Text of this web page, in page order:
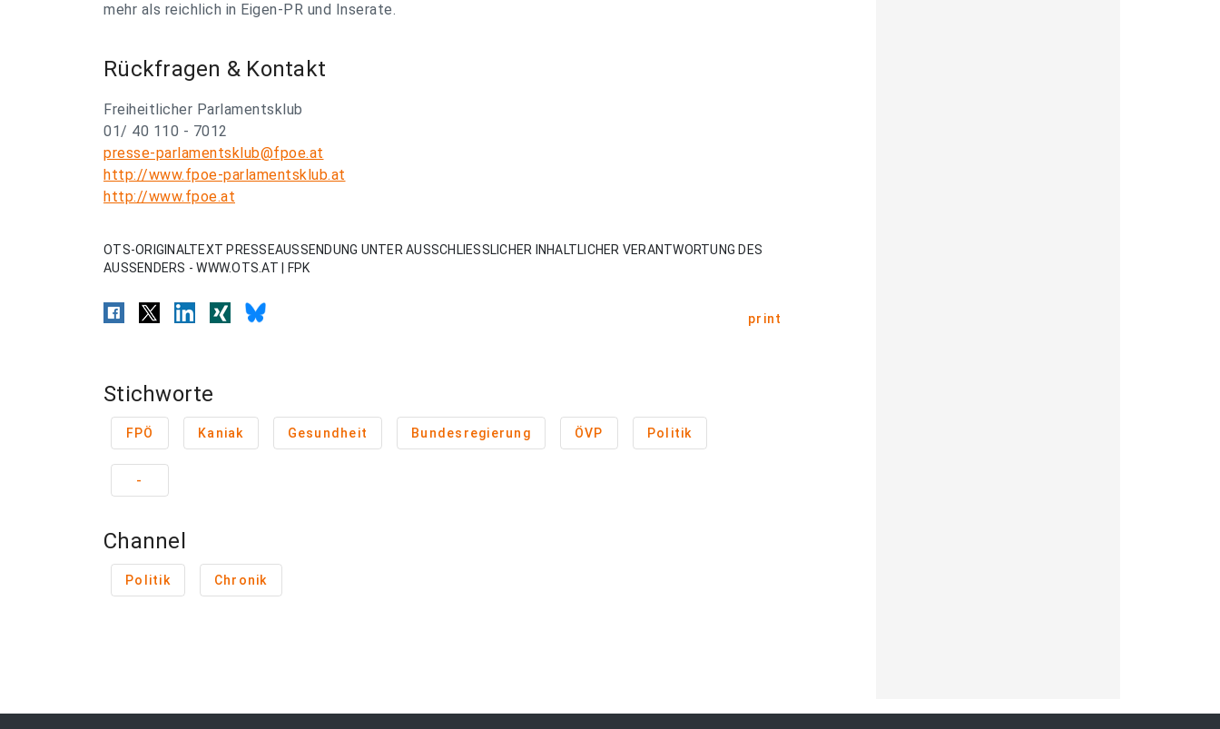
mehr als reichlich in Eigen-PR und Inserate.
Rückfragen & Kontakt
Freiheitlicher Parlamentsklub
01/ 40 110 - 7012
presse-parlamentsklub@fpoe.at
http://www.fpoe-parlamentsklub.at
http://www.fpoe.at
OTS-ORIGINALTEXT PRESSEAUSSENDUNG UNTER AUSSCHLIESSLICHER INHALTLICHER VERANTWORTUNG DES
AUSSENDERS - WWW.OTS.AT | FPK
print
Stichworte
FPÖ Kaniak Gesundheit Bundesregierung ÖVP Politik
-
Channel
Politik Chronik